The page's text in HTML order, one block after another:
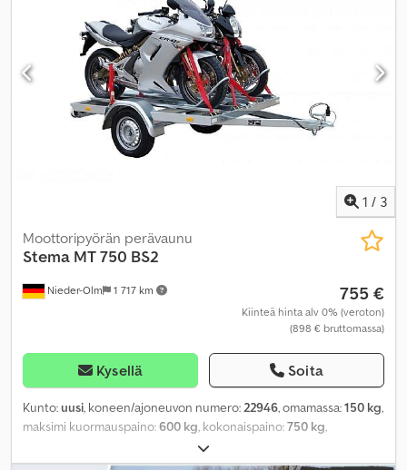
1 / 3
Nieder-Olm 1 717 km
Moottoripyörän perävaunu
Stema MT 750 BS2
755 €
Kiinteä hinta alv 0% (veroton)
(898 € bruttomassa)
Kysellä Soita
Kunto:uusi, koneen/ajoneuvon numero:22946, omamassa:150 kg,
maksimi kuormauspaino:600 kg, kokonaispaino:750 kg,
, kuormatilan pituus:
leveys:1 080 mm, kuormatilan korkeus:1 080 mm,